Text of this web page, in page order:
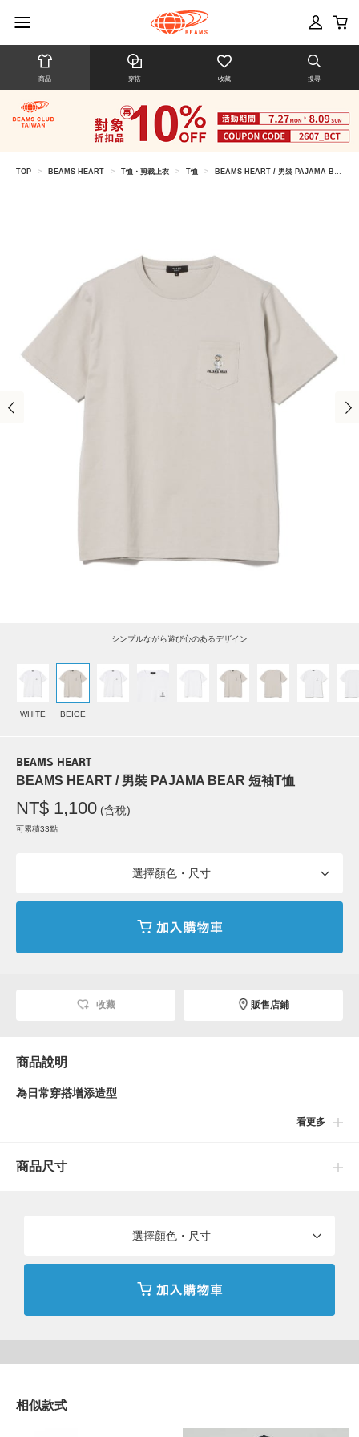
商品 穿搭 收藏 搜尋
TOP > BEAMS HEART > T恤・剪裁上衣 > T恤 > BEAMS HEART / 男裝 PAJAMA BEAR 短袖T恤
シンプルながら遊び心のあるデザイン
WHITE BEIGE
BEAMS HEART
BEAMS HEART / 男裝 PAJAMA BEAR 短袖T恤
NT$ 1,100 (含稅)
可累積33點
選擇顏色・尺寸
收藏 販售店鋪
商品說明
為日常穿搭增添造型
「睡衣小熊」全新登場。胸前口袋點綴著充滿放鬆感且逗趣迷人的
準合身廓形，無論是街頭漫步的日常外出，或是想要徹底放鬆的居
■洗滌方式
看更多
商品尺寸
選擇顏色・尺寸
相似款式